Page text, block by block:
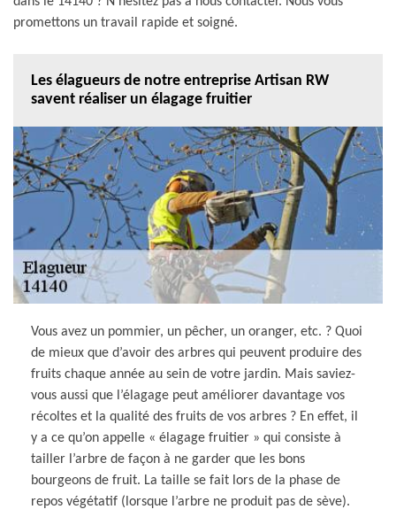
promettons un travail rapide et soigné.
Les élagueurs de notre entreprise Artisan RW
savent réaliser un élagage fruitier
Vous avez un pommier, un pêcher, un oranger, etc. ? Quoi
de mieux que d’avoir des arbres qui peuvent produire des
fruits chaque année au sein de votre jardin. Mais saviez-
vous aussi que l’élagage peut améliorer davantage vos
récoltes et la qualité des fruits de vos arbres ? En effet, il
y a ce qu’on appelle « élagage fruitier » qui consiste à
tailler l’arbre de façon à ne garder que les bons
bourgeons de fruit. La taille se fait lors de la phase de
repos végétatif (lorsque l’arbre ne produit pas de sève).